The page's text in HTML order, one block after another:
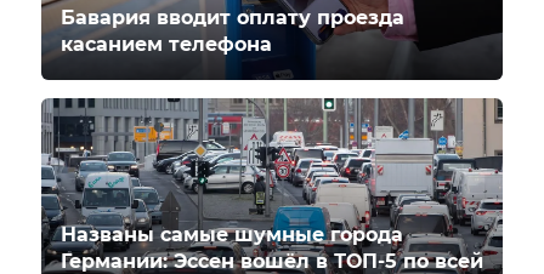
Бавария вводит оплату проезда
касанием телефона
Названы самые шумные города
Германии: Эссен вошёл в ТОП-5 по всей